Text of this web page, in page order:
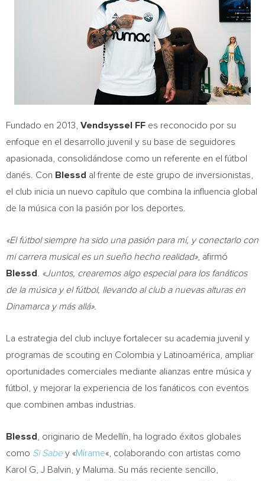
Fundado en 2013, Vendsyssel FF es reconocido por su
enfoque en el desarrollo juvenil y su base de seguidores
apasionada, consolidándose como un referente en el fútbol
danés. Con Blessd al frente de este grupo de inversionistas,
el club inicia un nuevo capítulo que combina la influencia global
de la música con la pasión por los deportes.
«El fútbol siempre ha sido una pasión para mí, y conectarlo con
mi carrera musical es un sueño hecho realidad», afirmó
Blessd
«Juntos, crearemos algo especial para los fanáticos
de la música y el fútbol, llevando al club a nuevas alturas en
Dinamarca y más allá».
La estrategia del club incluye fortalecer su academia juvenil y
programas de scouting en Colombia y Latinoamérica, ampliar
oportunidades comerciales mediante alianzas entre música y
fútbol, y mejorar la experiencia de los fanáticos con eventos
que combinen ambas industrias.
Blessd
, originario de Medellín, ha logrado éxitos globales
como Si Sabey «Mírame«, colaborando con artistas como
Karol G, J Balvin, y Maluma. Su más reciente sencillo,